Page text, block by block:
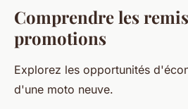
Comprendre les
promotions
Explorez les opportunités
d'une moto neuve.